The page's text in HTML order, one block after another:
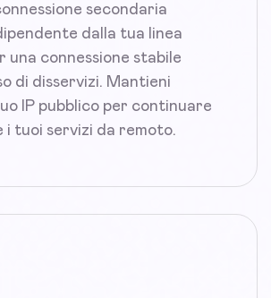
secondaria
dalla tua linea
una connessione stabile
di disservizi. Mantieni
IP pubblico per continuare
i tuoi servizi da remoto.